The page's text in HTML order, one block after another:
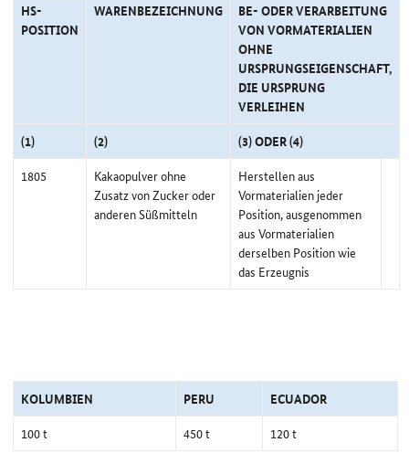
HS-
POSITION
WARENBEZEICHNUNG
BE- ODER VERARBEITUNG
VON VORMATERIALIEN
OHNE
URSPRUNGSEIGENSCHAFT,
DIE URSPRUNG
VERLEIHEN
(1)
(2)
(3) ODER (4)
1805
Kakaopulver ohne
Zusatz von Zucker oder
anderen Süßmitteln
Herstellen aus
Vormaterialien jeder
Position, ausgenommen
aus Vormaterialien
derselben Position wie
das Erzeugnis
KOLUMBIEN PERU
ECUADOR
100 t
450 t 120 t